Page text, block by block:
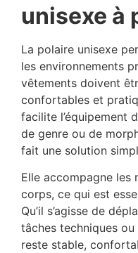
unisexe à
La polaire unisexe
les environnements
vêtements doivent
confortables et
facilite l’équipement
de genre ou de
fait une solution
Elle accompagne les
corps, ce qui est
Qu’il s’agisse de
tâches techniques ou
reste stable,